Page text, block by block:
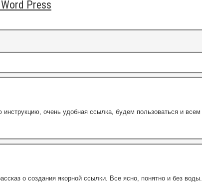
Press
очень удобная ссылка, будем пользоваться и всем
о создания якорной ссылки. Все ясно, понятно и без